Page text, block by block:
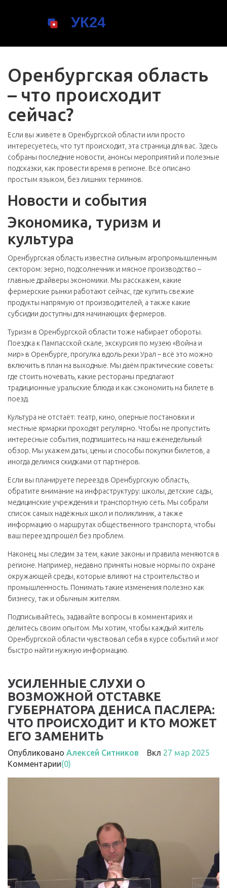
Оренбургская область
– что происходит
сейчас?
Если вы живёте в Оренбургской области или просто
интересуетесь, что тут происходит, эта страница для вас. Здесь
собраны последние новости, анонсы мероприятий и полезные
подсказки, как провести время в регионе. Всё описано
простым языком, без лишних терминов.
Новости и события
Экономика, туризм и
культура
Оренбургская область известна сильным агропромышленным
сектором: зерно, подсолнечник и мясное производство –
главные драйверы экономики. Мы расскажем, какие
фермерские рынки работают сейчас, где купить свежие
продукты напрямую от производителей, а также какие
субсидии доступны для начинающих фермеров.
Туризм в Оренбургской области тоже набирает обороты.
Поездка к Пампасской скале, экскурсия по музею «Война и
мир» в Оренбурге, прогулка вдоль реки Урал – всё это можно
включить в план на выходные. Мы даём практические советы:
где стоить ночевать, какие рестораны предлагают
традиционные уральские блюда и как сэкономить на билете в
поезд.
Культура не отстаёт: театр, кино, оперные постановки и
местные ярмарки проходят регулярно. Чтобы не пропустить
интересные события, подпишитесь на наш еженедельный
обзор. Мы укажем даты, цены и способы покупки билетов, а
иногда делимся скидками от партнёров.
Если вы планируете переезд в Оренбургскую область,
обратите внимание на инфраструктуру: школы, детские сады,
медицинские учреждения и транспортную сеть. Мы собрали
список самых надёжных школ и поликлиник, а также
информацию о маршрутах общественного транспорта, чтобы
ваш переезд прошёл без проблем.
Наконец, мы следим за тем, какие законы и правила меняются в
регионе. Например, недавно приняты новые нормы по охране
окружающей среды, которые влияют на строительство и
промышленность. Понимать такие изменения полезно как
бизнесу, так и обычным жителям.
Подписывайтесь, задавайте вопросы в комментариях и
делитесь своим опытом. Мы хотим, чтобы каждый житель
Оренбургской области чувствовал себя в курсе событий и мог
быстро найти нужную информацию.
УСИЛЕННЫЕ СЛУХИ О
ВОЗМОЖНОЙ ОТСТАВКЕ
ГУБЕРНАТОРА ДЕНИСА ПАСЛЕРА:
ЧТО ПРОИСХОДИТ И КТО МОЖЕТ
ЕГО ЗАМЕНИТЬ
Опубликовано Алексей Ситников Вкл 27 мар 2025
Комментарии(0)